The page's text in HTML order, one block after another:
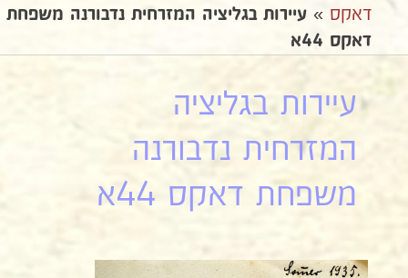
דאקס » עיירות בגליציה המזרחית נדבורנה משפחת
דאקס 44א
עיירות בגליציה
המזרחית נדבורנה
משפחת דאקס 44א